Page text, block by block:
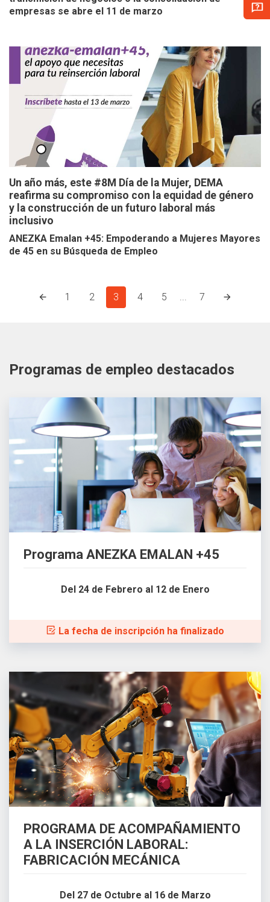
empresas se abre el 11 de marzo
Un año más, este #8M Día de la Mujer, DEMA
reafirma su compromiso con la equidad de género
y la construcción de un futuro laboral más
inclusivo
ANEZKA Emalan +45: Empoderando a Mujeres Mayores
de 45 en su Búsqueda de Empleo
1 2 3 4 5 ... 7
Programas de empleo destacados
Programa ANEZKA EMALAN +45
Del 24 de Febrero al 12 de Enero
La fecha de inscripción ha finalizado
PROGRAMA DE ACOMPAÑAMIENTO
A LA INSERCIÓN LABORAL:
FABRICACIÓN MECÁNICA
Del 27 de Octubre al 16 de Marzo